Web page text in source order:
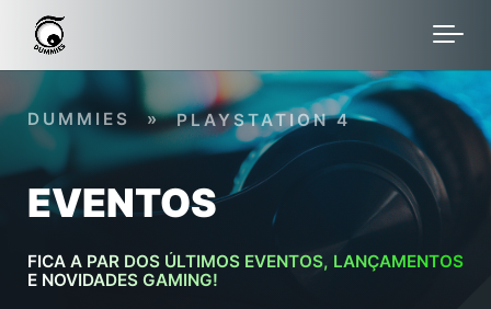
Skip to main content
EVENTOS
FICA A PAR DOS ÚLTIMOS EVENTOS, LANÇAMENTOS
E NOVIDADES GAMING!
DUMMIES » PLAYSTATION 4